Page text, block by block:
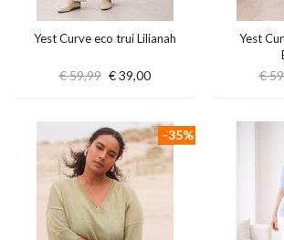
Yest Curve eco trui Lilianah
€ 59,99 € 39,00
Yest
€
-35%